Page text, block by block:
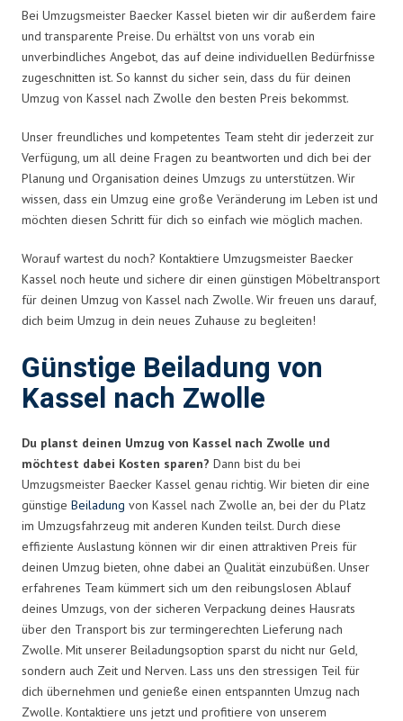
Bei Umzugsmeister Baecker Kassel bieten wir dir außerdem faire
und transparente Preise. Du erhältst von uns vorab ein
unverbindliches Angebot, das auf deine individuellen Bedürfnisse
zugeschnitten ist. So kannst du sicher sein, dass du für deinen
Umzug von Kassel nach Zwolle den besten Preis bekommst.
Unser freundliches und kompetentes Team steht dir jederzeit zur
Verfügung, um all deine Fragen zu beantworten und dich bei der
Planung und Organisation deines Umzugs zu unterstützen. Wir
wissen, dass ein Umzug eine große Veränderung im Leben ist und
möchten diesen Schritt für dich so einfach wie möglich machen.
Worauf wartest du noch? Kontaktiere Umzugsmeister Baecker
Kassel noch heute und sichere dir einen günstigen Möbeltransport
für deinen Umzug von Kassel nach Zwolle. Wir freuen uns darauf,
dich beim Umzug in dein neues Zuhause zu begleiten!
Günstige Beiladung von
Kassel nach Zwolle
Du planst deinen Umzug von Kassel nach Zwolle und
möchtest dabei Kosten sparen? Dann bist du bei
Umzugsmeister Baecker Kassel genau richtig. Wir bieten dir eine
günstige Beiladung von Kassel nach Zwolle an, bei der du Platz
im Umzugsfahrzeug mit anderen Kunden teilst. Durch diese
effiziente Auslastung können wir dir einen attraktiven Preis für
deinen Umzug bieten, ohne dabei an Qualität einzubüßen. Unser
erfahrenes Team kümmert sich um den reibungslosen Ablauf
deines Umzugs, von der sicheren Verpackung deines Hausrats
über den Transport bis zur termingerechten Lieferung nach
Zwolle. Mit unserer Beiladungsoption sparst du nicht nur Geld,
sondern auch Zeit und Nerven. Lass uns den stressigen Teil für
dich übernehmen und genieße einen entspannten Umzug nach
Zwolle. Kontaktiere uns jetzt und profitiere von unserem